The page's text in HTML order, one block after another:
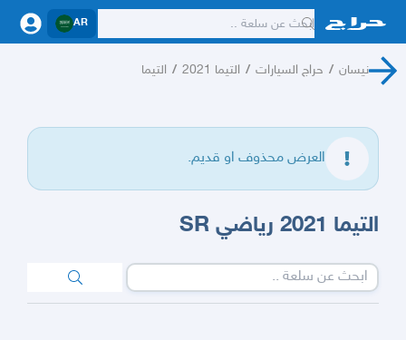
AR
نيسان / حراج السيارات / التيما 2021 / التيما
العرض محذوف او قديم.
التيما 2021 رياضي SR